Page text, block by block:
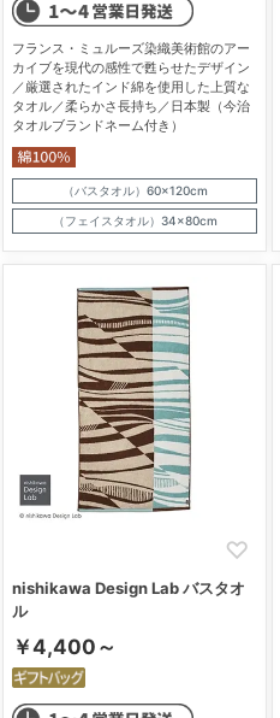
フランス・ミュルーズ染織美術館のアー
カイブを現代の感性で甦らせたデザイン
／厳選されたインド綿を使用した上質な
タオル／柔らかさ長持ち／日本製（今治
タオルブランドネーム付き）
（バスタオル）60×120cm
（フェイスタオル）34×80cm
nishikawa Design Lab バスタオ
ル
￥4,400～